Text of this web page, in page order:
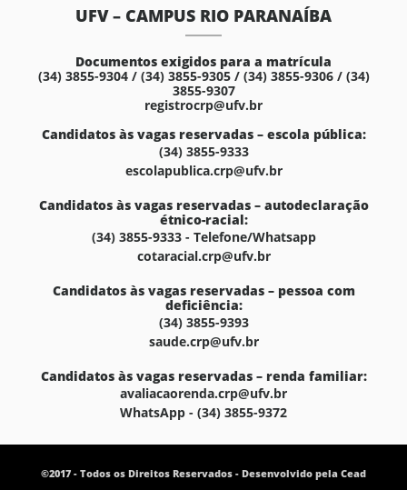
UFV – CAMPUS RIO PARANAÍBA
Documentos exigidos para a matrícula
(34) 3855-9304 / (34) 3855-9305 / (34) 3855-9306 / (34)
3855-9307
registrocrp@ufv.br
Candidatos às vagas reservadas – escola pública:
(34) 3855-9333
escolapublica.crp@ufv.br
Candidatos às vagas reservadas – autodeclaração
étnico-racial:
(34) 3855-9333 - Telefone/Whatsapp
cotaracial.crp@ufv.br
Candidatos às vagas reservadas – pessoa com
deficiência:
(34) 3855-9393
saude.crp@ufv.br
Candidatos às vagas reservadas – renda familiar:
avaliacaorenda.crp@ufv.br
WhatsApp - (34) 3855-9372
©2017 - Todos os Direitos Reservados - Desenvolvido pela Cead